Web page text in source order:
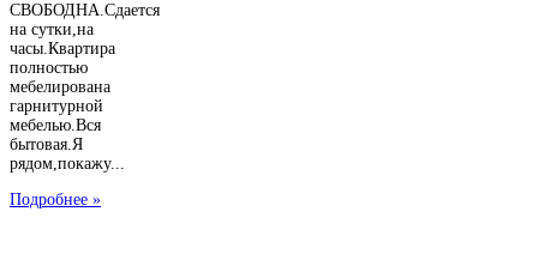
СВОБОДНА.Сдается
на сутки,на
часы.Квартира
полностью
мебелирована
гарнитурной
мебелью.Вся
бытовая.Я
рядом,покажу...
Подробнее »